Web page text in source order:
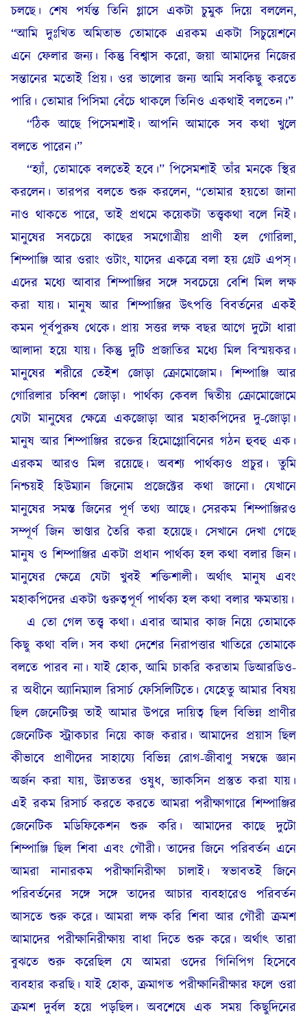
চলছে। শেষ পর্যন্ত তিনি গ্লাসে একটা চুমুক দিয়ে বললেন,
“আমি দুঃখিত অমিতাভ তোমাকে এরকম একটা সিচুয়েশনে
এনে ফেলার জন্য। কিন্তু বিশ্বাস করো, জয়া আমাদের নিজের
সন্তানের মতোই প্রিয়। ওর ভালোর জন্য আমি সবকিছু করতে
পারি। তোমার পিসিমা বেঁচে থাকলে তিনিও একথাই বলতেন।”
“ঠিক আছে পিসেমশাই। আপনি আমাকে সব কথা খুলে
বলতে পারেন।”
“হ্যাঁ, তোমাকে বলতেই হবে।” পিসেমশাই তাঁর মনকে স্থির
করলেন। তারপর বলতে শুরু করলেন, “তোমার হয়তো জানা
নাও থাকতে পারে, তাই প্রথমে কয়েকটা তত্ত্বকথা বলে নিই।
মানুষের সবচেয়ে কাছের সমগোত্রীয় প্রাণী হল গোরিলা,
শিম্পাঞ্জি আর ওরাং ওটাং, যাদের একত্রে বলা হয় গ্রেট এপস্।
এদের মধ্যে আবার শিম্পাঞ্জির সঙ্গে সবচেয়ে বেশি মিল লক্ষ
করা যায়। মানুষ আর শিম্পাঞ্জির উৎপত্তি বিবর্তনের একই
কমন পূর্বপুরুষ থেকে। প্রায় সত্তর লক্ষ বছর আগে দুটো ধারা
আলাদা হয়ে যায়। কিন্তু দুটি প্রজাতির মধ্যে মিল বিস্ময়কর।
মানুষের শরীরে তেইশ জোড়া ক্রোমোজোম। শিম্পাঞ্জি আর
গোরিলার চব্বিশ জোড়া। পার্থক্য কেবল দ্বিতীয় ক্রোমোজোমে
যেটা মানুষের ক্ষেত্রে একজোড়া আর মহাকপিদের দু-জোড়া।
মানুষ আর শিম্পাঞ্জির রক্তের হিমোগ্লোবিনের গঠন হুবহু এক।
এরকম আরও মিল রয়েছে। অবশ্য পার্থক্যও প্রচুর। তুমি
নিশ্চয়ই হিউম্যান জিনোম প্রজেক্টের কথা জানো। যেখানে
মানুষের সমস্ত জিনের পূর্ণ তথ্য আছে। সেরকম শিম্পাঞ্জিরও
সম্পূর্ণ জিন ভাণ্ডার তৈরি করা হয়েছে। সেখানে দেখা গেছে
মানুষ ও শিম্পাঞ্জির একটা প্রধান পার্থক্য হল কথা বলার জিন।
মানুষের ক্ষেত্রে যেটা খুবই শক্তিশালী। অর্থাৎ মানুষ এবং
মহাকপিদের একটা গুরুত্বপূর্ণ পার্থক্য হল কথা বলার ক্ষমতায়।
এ তো গেল তত্ত্ব কথা। এবার আমার কাজ নিয়ে তোমাকে
কিছু কথা বলি। সব কথা দেশের নিরাপত্তার খাতিরে তোমাকে
বলতে পারব না। যাই হোক, আমি চাকরি করতাম ডিআরডিও-
র অধীনে অ্যানিম্যাল রিসার্চ ফেসিলিটিতে। যেহেতু আমার বিষয়
ছিল জেনেটিক্স তাই আমার উপরে দায়িত্ব ছিল বিভিন্ন প্রাণীর
জেনেটিক স্ট্রাকচার নিয়ে কাজ করার। আমাদের প্রয়াস ছিল
কীভাবে প্রাণীদের সাহায্যে বিভিন্ন রোগ-জীবাণু সম্বন্ধে জ্ঞান
অর্জন করা যায়, উন্নততর ওষুধ, ভ্যাকসিন প্রস্তুত করা যায়।
এই রকম রিসার্চ করতে করতে আমরা পরীক্ষাগারে শিম্পাঞ্জির
জেনেটিক মডিফিকেশন শুরু করি। আমাদের কাছে দুটো
শিম্পাঞ্জি ছিল শিবা এবং গৌরী। তাদের জিনে পরিবর্তন এনে
আমরা নানারকম পরীক্ষানিরীক্ষা চালাই। স্বভাবতই জিনে
পরিবর্তনের সঙ্গে সঙ্গে তাদের আচার ব্যবহারেও পরিবর্তন
আসতে শুরু করে। আমরা লক্ষ করি শিবা আর গৌরী ক্রমশ
আমাদের পরীক্ষানিরীক্ষায় বাধা দিতে শুরু করে। অর্থাৎ তারা
বুঝতে শুরু করেছিল যে আমরা ওদের গিনিপিগ হিসেবে
ব্যবহার করছি। যাই হোক, ক্রমাগত পরীক্ষানিরীক্ষার ফলে ওরা
ক্রমশ দুর্বল হয়ে পড়ছিল। অবশেষে এক সময় কিছুদিনের